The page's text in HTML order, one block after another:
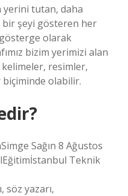
yerini tutan, daha
şeyi gösteren her
olarak
bizim yerimizi alan
resimler,
olabilir.
Sağın 8 Ağustos
Teknik
söz yazarı,